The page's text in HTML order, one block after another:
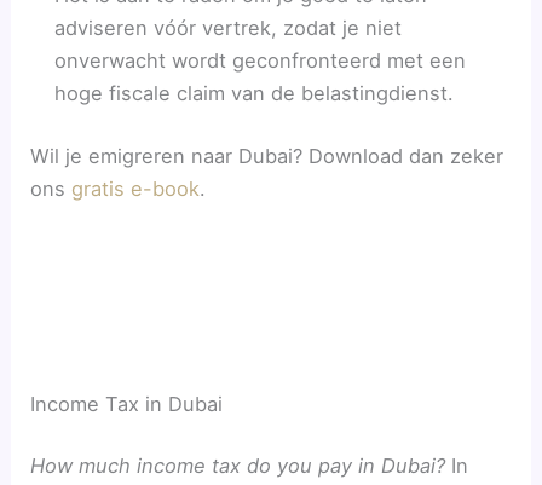
adviseren vóór vertrek, zodat je niet
onverwacht wordt geconfronteerd met een
hoge fiscale claim van de belastingdienst.
Wil je emigreren naar Dubai? Download dan zeker
ons gratis e-book.
Income Tax in Dubai
How much income tax do you pay in Dubai?In